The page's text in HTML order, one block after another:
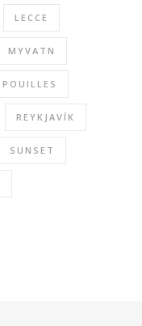
LECCE
MYVATN
POUILLES
REYKJAVÍK
SUNSET